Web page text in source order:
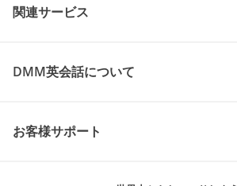
関連サービス
DMM英会話について
お客様サポート